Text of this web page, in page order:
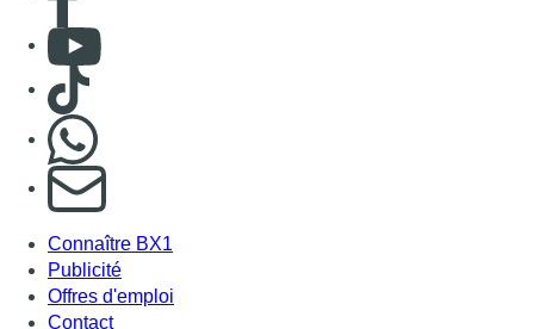
Consulter Youtube
Consulter TikTok
S'abonner à notre newsletter
Connaître BX1
Publicité
Offres d'emploi
Contact